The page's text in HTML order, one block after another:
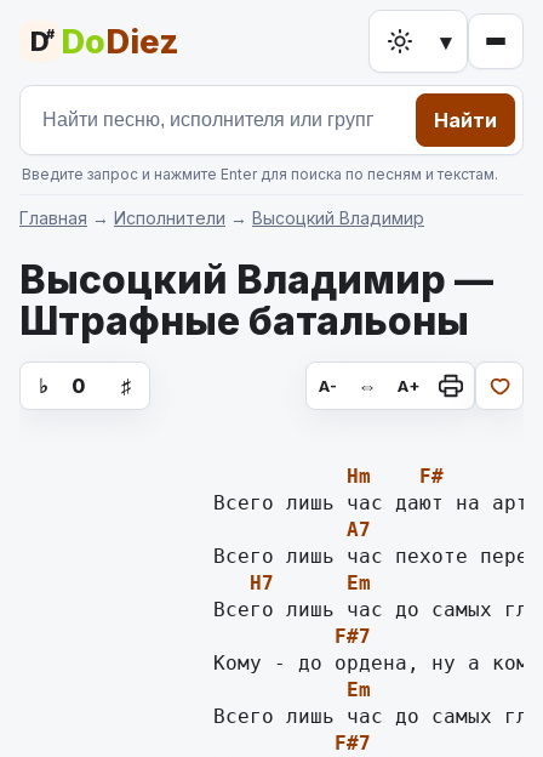
D# DoDiez ▾
Найти
Введите запрос и нажмите Enter для поиска по песням и текстам.
Главная → Исполнители → Высоцкий Владимир
Высоцкий Владимир —
Штрафные батальоны
аккорды для гитары, текст песни
♭ 0 ♯ A- ⇔ A+
Hm F#
A7
H7 Em
F#7
Em
F#7